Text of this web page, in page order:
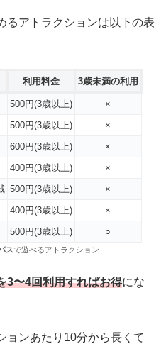
るアトラクションは以下の表
利用料金 3歳未満の利用
500円(3歳以上)
×
500円(3歳以上)
×
600円(3歳以上)
×
400円(3歳以上)
×
500円(3歳以上)
×
400円(3歳以上)
×
500円(3歳以上) ○
スで遊べるアトラクション
3〜4回利用すればお得にな
ョンあたり10分から長くて